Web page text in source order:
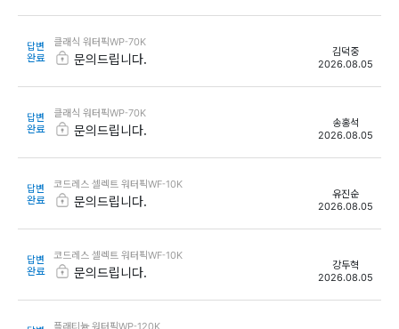
답변
완료
클래식 워터픽WP-70K
문의드립니다.
김덕중
2026.08.05
답변
완료
클래식 워터픽WP-70K
문의드립니다.
송홍석
2026.08.05
답변
완료
코드레스 셀렉트 워터픽WF-10K
문의드립니다.
유진순
2026.08.05
답변
완료
코드레스 셀렉트 워터픽WF-10K
문의드립니다.
강두혁
2026.08.05
플래티늄 워터픽WP-120K